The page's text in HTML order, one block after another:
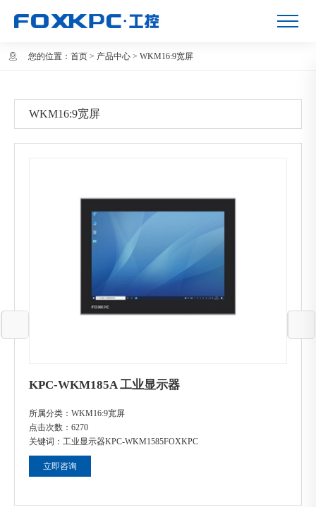
您的位置： 首页 > 产品中心 > WKM16:9宽屏
WKM16:9宽屏
KPC-WKM185A 工业显示器
所属分类： WKM16:9宽屏
点击次数： 6270
关键词： 工业显示器KPC-WKM1585FOXKPC
立即咨询